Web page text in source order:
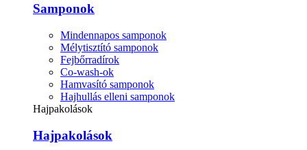
Samponok
Mindennapos samponok
Mélytisztító samponok
Fejbőrradírok
Co-wash-ok
Hamvasító samponok
Hajhullás elleni samponok
Hajpakolások
Hajpakolások